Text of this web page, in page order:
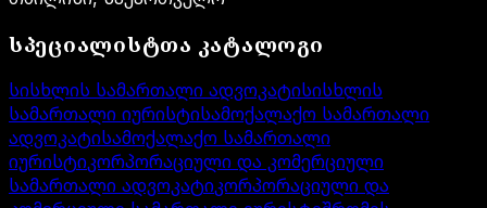
სპეციალისტთა კატალოგი
სისხლის სამართალი ადვოკატისისხლის
სამართალი იურისტისამოქალაქო სამართალი
ადვოკატისამოქალაქო სამართალი
იურისტიკორპორაციული და კომერციული
სამართალი ადვოკატიკორპორაციული და